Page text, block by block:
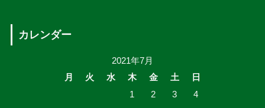
カレンダー
2021年7月
月
火 水 木 金 土
日
1
2 3
4